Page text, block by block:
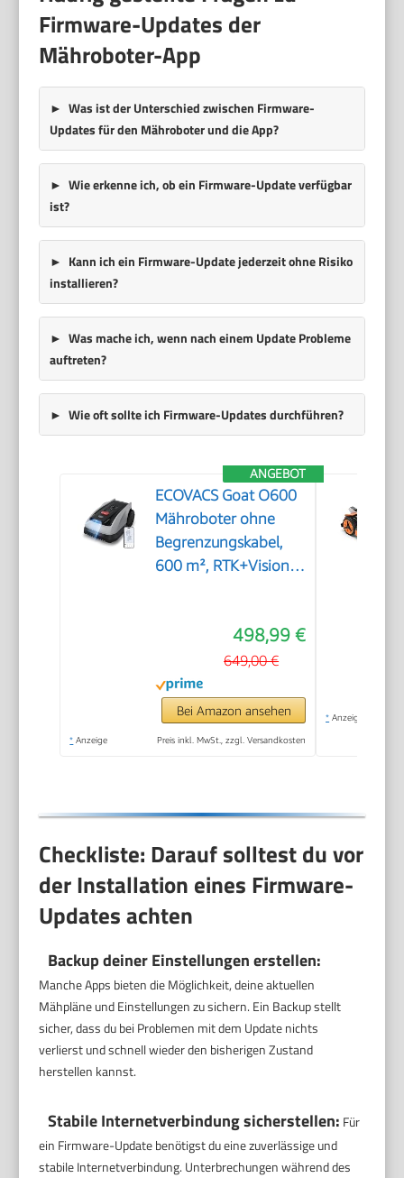
Firmware-Updates der
Mähroboter-App
Was ist der Unterschied zwischen Firmware-
Updates für den Mähroboter und die App?
Wie erkenne ich, ob ein Firmware-Update verfügbar
ist?
Kann ich ein Firmware-Update jederzeit ohne Risiko
installieren?
Was mache ich, wenn nach einem Update Probleme
auftreten?
Wie oft sollte ich Firmware-Updates durchführen?
ANGEBOT
ECOVACS Goat O600
Mähroboter ohne
Begrenzungskabel,
600 m², RTK+Vision-
Hindernisvermeidung,
App Steuerung,
passiert 0,7 m
schmale Stellen
498,99 €
649,00 €
Bei Amazon ansehen
* Anzeige Preis inkl. MwSt., zzgl. Versandkosten
* Anzeige
Checkliste: Darauf solltest du vor
der Installation eines Firmware-
Updates achten
Backup deiner Einstellungen erstellen:
Manche Apps bieten die Möglichkeit, deine aktuellen
Mähpläne und Einstellungen zu sichern. Ein Backup stellt
sicher, dass du bei Problemen mit dem Update nichts
verlierst und schnell wieder den bisherigen Zustand
herstellen kannst.
Stabile Internetverbindung sicherstellen: Für
ein Firmware-Update benötigst du eine zuverlässige und
stabile Internetverbindung. Unterbrechungen während des